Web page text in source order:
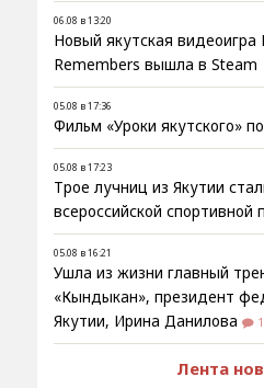
06.08 в 13:20
Новый якутская видеоигра
Remembers вышла в Steam
05.08 в 17:36
Фильм «Уроки якутского»
05.08 в 17:23
Трое лучниц из Якутии
всероссийской спортивной
05.08 в 16:21
Ушла из жизни главный
«Кындыкан», президент
Якутии, Ирина Данилова
1
Лента